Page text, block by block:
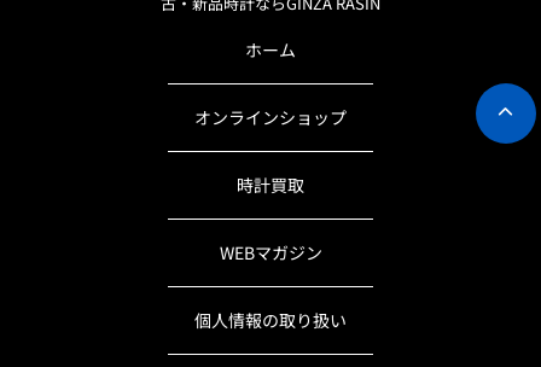
ホーム
オンラインショップ
時計買取
WEBマガジン
個人情報の取り扱い